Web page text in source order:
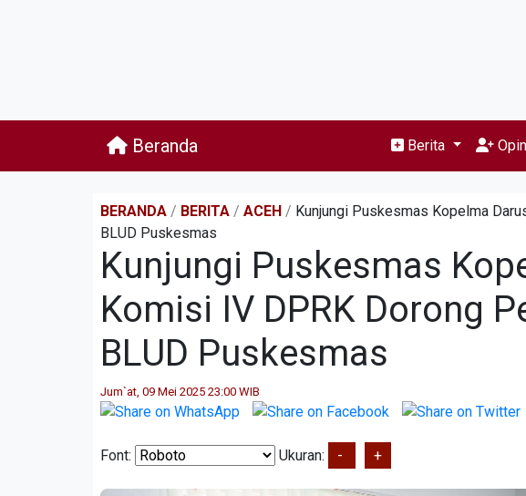
Beranda Berita
BERANDA / BERITA / ACEH / Kunjungi Puskesmas Kopelma
BLUD Puskesmas
Kunjungi Puskesmas
Komisi IV DPRK Dorong
BLUD Puskesmas
Jum`at, 09 Mei 2025 23:00 WIB
Font: Ukuran: - +